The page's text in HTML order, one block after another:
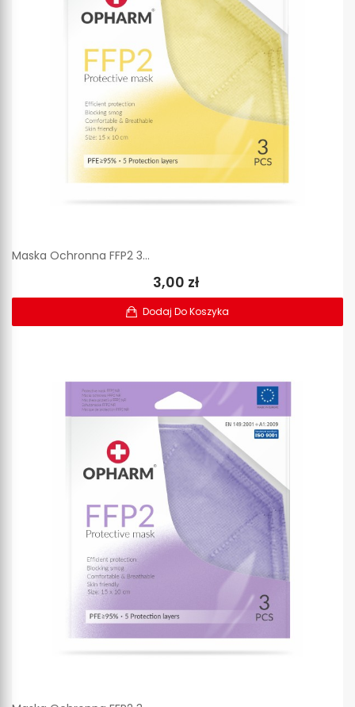
Maska Ochronna FFP2 3...
3,00 zł
Dodaj Do Koszyka